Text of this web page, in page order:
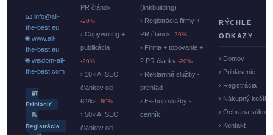
📧 info@all-
the-best.eu
🌐 www.all-
the-best.eu
🌐 wisdom-all-
the-best.com
🔐
Prihlásiť
📝
Registrácia
PR článok
-20%
› Copywriting +
publikácia
-20%
› 10× AI SEO
článkov od
€4/ks -80%
› 50× AI SEO
článkov od
(linkbuilding)
› Registrácia firmy +
PR článok -20%
› Firma + topovanie +
2 PR články -20%
› Reklamné služby -
prehľad
› E-shop služby -
cenník
RÝCHLE
ODKAZY
› Domov
› Prihlásenie
› Registrácia
› Nákupný košík
› Ochrana
› Kontakt